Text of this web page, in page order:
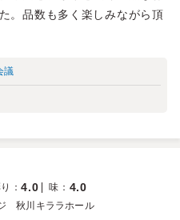
。品数も多く楽しみながら頂
議
：4.0 味 ： 4.0
秋川キララホール